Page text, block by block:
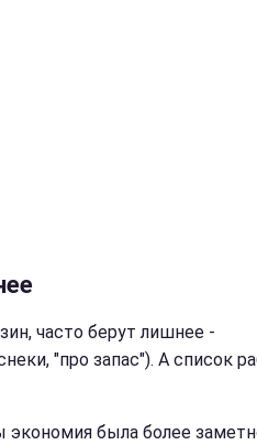
часто берут лишнее -
"про запас"). А список
была более